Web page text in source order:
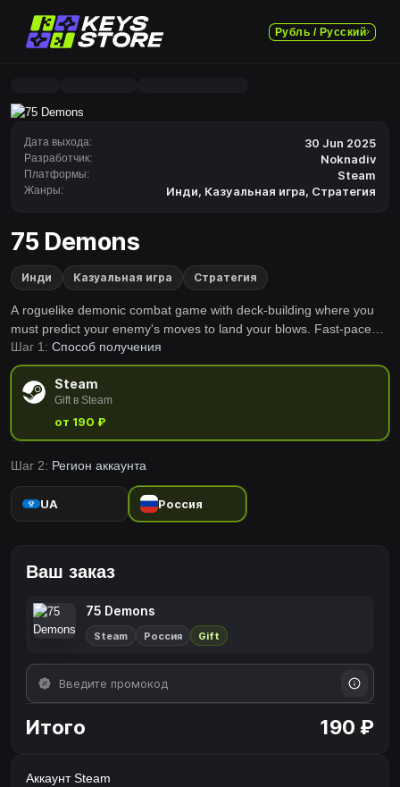
Рубль / Русский
Дата выхода: 30 Jun 2025
Разработчик: Noknadiv
Платформы: Steam
Жанры: Инди, Казуальная игра, Стратегия
75 Demons
Инди Казуальная игра Стратегия
A roguelike demonic combat game with deck-building where you
must predict your enemy's moves to land your blows. Fast-paced
combat, numerous items and weapons to unleash powerful
attacks, and unique effects that will turn the battle in your favor.
Шаг 1: Способ получения
Steam
Gift в Steam
от 190 ₽
Шаг 2: Регион аккаунта
UA Россия
Ваш заказ
75 Demons
Steam Россия Gift
Итого 190 ₽
Аккаунт Steam